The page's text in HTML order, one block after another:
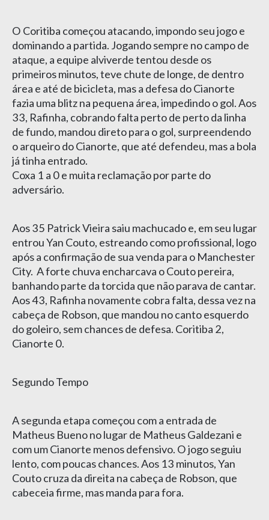
O Coritiba começou atacando, impondo seu jogo e
dominando a partida. Jogando sempre no campo de
ataque, a equipe alviverde tentou desde os
primeiros minutos, teve chute de longe, de dentro
área e até de bicicleta, mas a defesa do Cianorte
fazia uma blitz na pequena área, impedindo o gol. Aos
33, Rafinha, cobrando falta perto de perto da linha
de fundo, mandou direto para o gol, surpreendendo
o arqueiro do Cianorte, que até defendeu, mas a bola
já tinha entrado.
Coxa 1 a 0 e muita reclamação por parte do
adversário.
Aos 35 Patrick Vieira saiu machucado e, em seu lugar
entrou Yan Couto, estreando como profissional, logo
após a confirmação de sua venda para o Manchester
City. A forte chuva encharcava o Couto pereira,
banhando parte da torcida que não parava de cantar.
Aos 43, Rafinha novamente cobra falta, dessa vez na
cabeça de Robson, que mandou no canto esquerdo
do goleiro, sem chances de defesa. Coritiba 2,
Cianorte 0.
Segundo Tempo
A segunda etapa começou com a entrada de
Matheus Bueno no lugar de Matheus Galdezani e
com um Cianorte menos defensivo. O jogo seguiu
lento, com poucas chances. Aos 13 minutos, Yan
Couto cruza da direita na cabeça de Robson, que
cabeceia firme, mas manda para fora.